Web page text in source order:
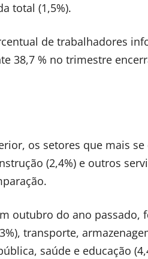
total (1,5%).
de trabalhadores
38,7 % no trimestre
os setores que mais
(2,4%) e outros
outubro do ano passado,
transporte,
saúde e educação